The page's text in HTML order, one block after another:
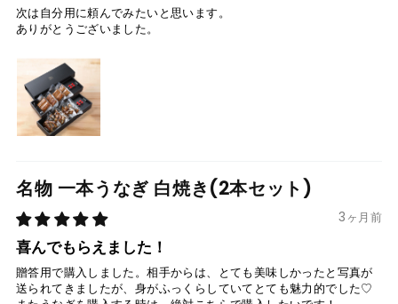
次は自分用に頼んでみたいと思います。
ありがとうございました。
名物 一本うなぎ 白焼き(2本セット)
3ヶ月前
喜んでもらえました！
贈答用で購入しました。相手からは、とても美味しかったと写真が
送られてきましたが、身がふっくらしていてとても魅力的でした♡